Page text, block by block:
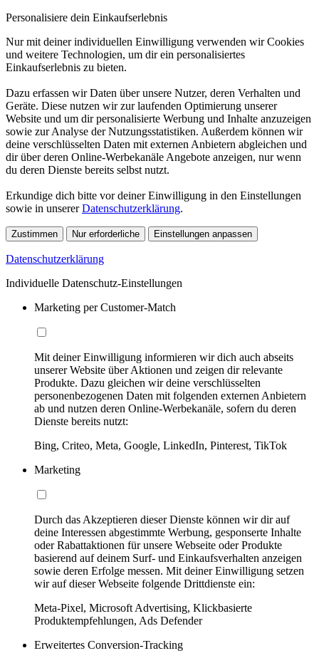
Personalisiere dein Einkaufserlebnis
Nur mit deiner individuellen Einwilligung verwenden wir Cookies
und weitere Technologien, um dir ein personalisiertes
Einkaufserlebnis zu bieten.
Dazu erfassen wir Daten über unsere Nutzer, deren Verhalten und
Geräte. Diese nutzen wir zur laufenden Optimierung unserer
Website und um dir personalisierte Werbung und Inhalte anzuzeigen
sowie zur Analyse der Nutzungsstatistiken. Außerdem können wir
deine verschlüsselten Daten mit externen Anbietern abgleichen und
dir über deren Online-Werbekanäle Angebote anzeigen, nur wenn
du deren Dienste bereits selbst nutzt.
Erkundige dich bitte vor deiner Einwilligung in den Einstellungen
sowie in unsererDatenschutzerklärung.
Zustimmen Nur erforderliche Einstellungen anpassen
Datenschutzerklärung
Individuelle Datenschutz-Einstellungen
Marketing per Customer-Match
Mit deiner Einwilligung informieren wir dich auch abseits
unserer Website über Aktionen und zeigen dir relevante
Produkte. Dazu gleichen wir deine verschlüsselten
personenbezogenen Daten mit folgenden externen Anbietern
ab und nutzen deren Online-Werbekanäle, sofern du deren
Dienste bereits nutzt:
Bing, Criteo, Meta, Google, LinkedIn, Pinterest, TikTok
Marketing
Durch das Akzeptieren dieser Dienste können wir dir auf
deine Interessen abgestimmte Werbung, gesponserte Inhalte
oder Rabattaktionen für unsere Webseite oder Produkte
basierend auf deinem Surf- und Einkaufsverhalten anzeigen
sowie deren Erfolge messen. Mit deiner Einwilligung setzen
wir auf dieser Webseite folgende Drittdienste ein:
Meta-Pixel, Microsoft Advertising, Klickbasierte
Produktempfehlungen, Ads Defender
Erweitertes Conversion-Tracking